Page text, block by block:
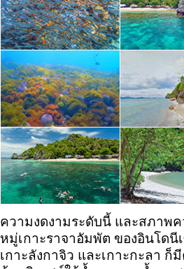
ความงดงามระดับนี้ และสภาพ
หมู่เกาะราจาอัมพัต ของอินโดนี
เกาะลังกาจิว และเกาะกะลา